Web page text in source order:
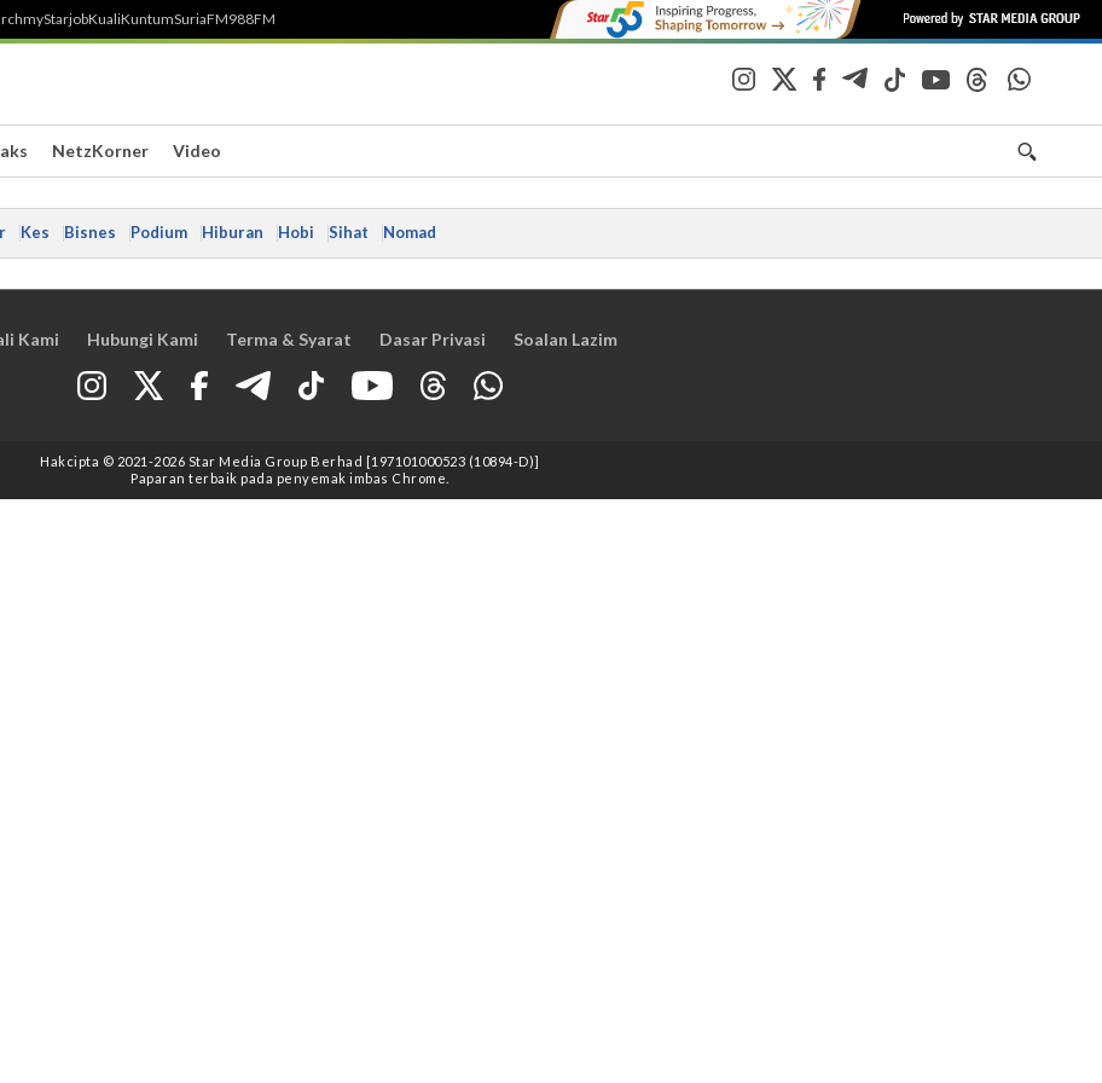
myStarjobKualiKuntumSuriaFM988FM
NetzKorner Video
Kes Bisnes Podium Hiburan Hobi Sihat Nomad
Kami Hubungi Kami Terma & Syarat Dasar Privasi Soalan Lazim
Hakcipta © 2021 -2026 Star Media Group Berhad [197101000523 (10894-D)]
Paparan terbaik pada penyemak imbas Chrome.